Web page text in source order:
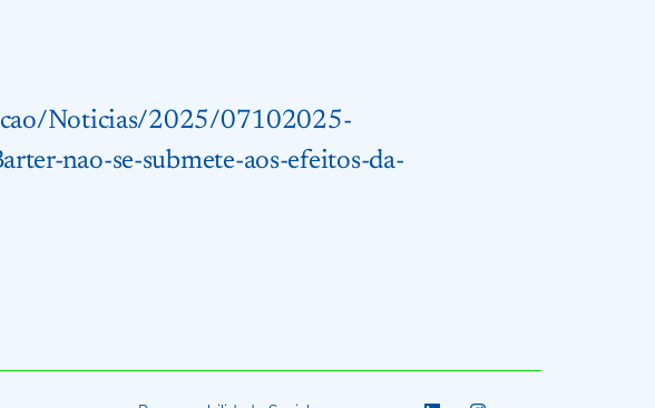
Noticias/2025/07102025-
nao-se-submete-aos-efeitos-da-